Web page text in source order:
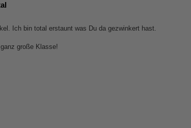
Ich bin total erstaunt was Du da gezwinkert hast.
große Klasse!